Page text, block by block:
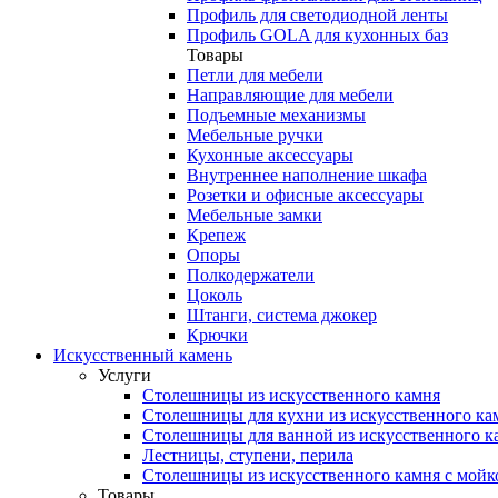
Профиль для светодиодной ленты
Профиль GOLA для кухонных баз
Товары
Петли для мебели
Направляющие для мебели
Подъемные механизмы
Мебельные ручки
Кухонные аксессуары
Внутреннее наполнение шкафа
Розетки и офисные аксессуары
Мебельные замки
Крепеж
Опоры
Полкодержатели
Цоколь
Штанги, система джокер
Крючки
Искусственный камень
Услуги
Столешницы из искусственного камня
Столешницы для кухни из искусственного
Столешницы для ванной из искусственного
Лестницы, ступени, перила
Столешницы из искусственного камня с